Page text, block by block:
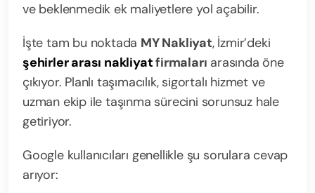
ve beklenmedik ek maliyetlere yol açabilir.
İşte tam bu noktada MY Nakliyat, İzmir’deki
şehirler arası nakliyatfirmaları arasında öne
çıkıyor. Planlı taşımacılık, sigortalı hizmet ve
uzman ekip ile taşınma sürecini sorunsuz hale
getiriyor.
Google kullanıcıları genellikle şu sorulara cevap
arıyor: